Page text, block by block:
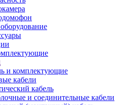
и комплектующие
кабели
кабель
и соединительные кабели